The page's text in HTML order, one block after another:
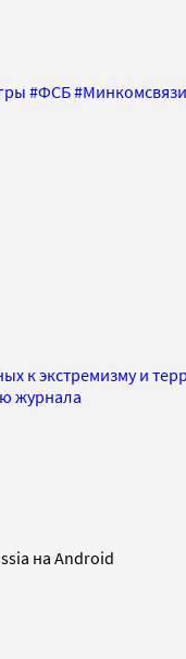
#ФСБ#Минкомсвязи
к экстремизму и
журнала
на Android